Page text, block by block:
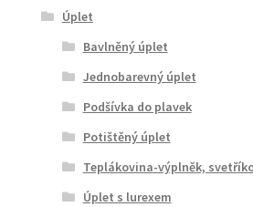
Úplet
Bavlněný úplet
Jednobarevný úplet
Podšívka do plavek
Potištěný úplet
Teplákovina-výplněk,
Úplet s lurexem